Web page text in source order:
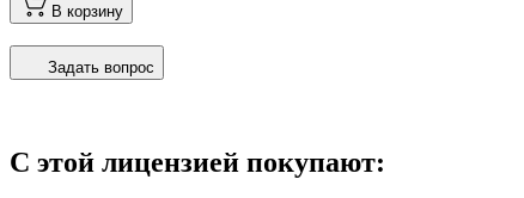
В корзину
Задать вопрос
С этой лицензией покупают: